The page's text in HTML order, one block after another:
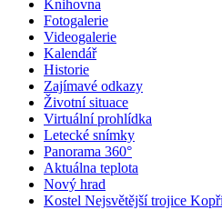
Knihovna
Fotogalerie
Videogalerie
Kalendář
Historie
Zajímavé odkazy
Životní situace
Virtuální prohlídka
Letecké snímky
Panorama 360°
Aktuálna teplota
Nový hrad
Kostel Nejsvětější trojice